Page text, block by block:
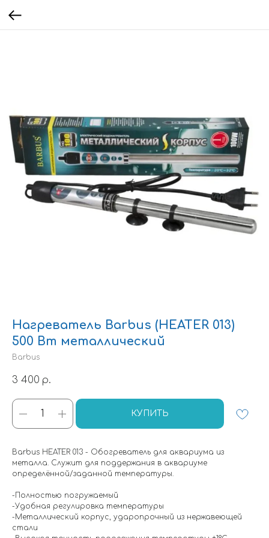
Нагреватель Barbus (HEATER 013)
500 Вт металлический
Barbus
3 400 р.
КУПИТЬ
Barbus HEATER 013 - Обогреватель для аквариума из
металла. Служит для поддержания в аквариуме
определённой/заданной температуры.
-Полностью погружаемый
-Удобная регулировка температуры
-Металлический корпус, ударопрочный из нержавеющей
стали